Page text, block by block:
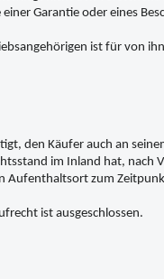
Garantie oder eines
ist für von
den Käufer auch an
im Inland hat, nach
zum
ist ausgeschlossen.